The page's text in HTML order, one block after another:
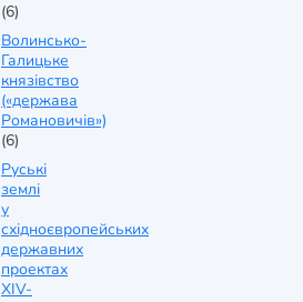
(6)
Волинсько-
Галицьке
князівство
(«держава
Романовичів»)
(6)
Руські
землі
у
східноєвропейських
державних
проектах
XIV-